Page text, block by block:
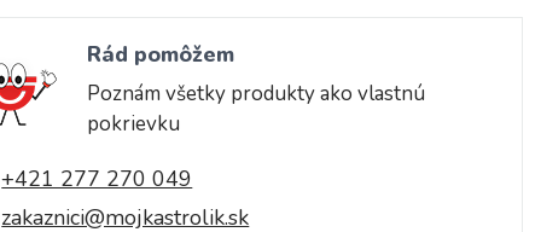
Rád pomôžem
Poznám všetky produkty ako vlastnú
pokrievku
+421 277 270 049
zakaznici@mojkastrolik.sk